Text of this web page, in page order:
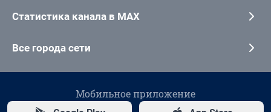
Статистика канала в MAX
Все города сети
Мобильное приложение